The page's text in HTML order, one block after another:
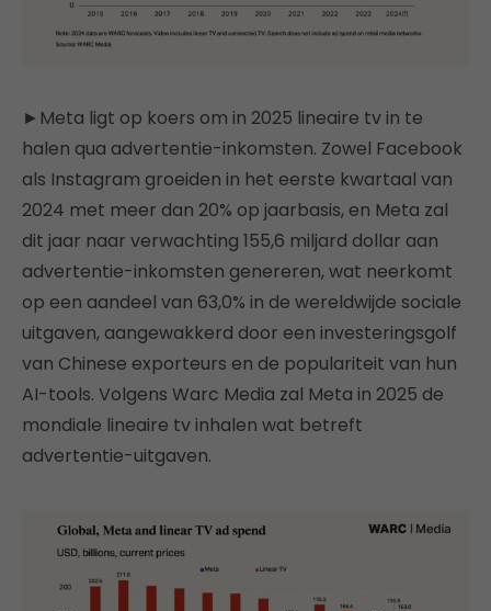
►Meta ligt op koers om in 2025 lineaire tv in te
halen qua advertentie-inkomsten. Zowel Facebook
als Instagram groeiden in het eerste kwartaal van
2024 met meer dan 20% op jaarbasis, en Meta zal
dit jaar naar verwachting 155,6 miljard dollar aan
advertentie-inkomsten genereren, wat neerkomt
op een aandeel van 63,0% in de wereldwijde sociale
uitgaven, aangewakkerd door een investeringsgolf
van Chinese exporteurs en de populariteit van hun
AI-tools. Volgens Warc Media zal Meta in 2025 de
mondiale lineaire tv inhalen wat betreft
advertentie-uitgaven.